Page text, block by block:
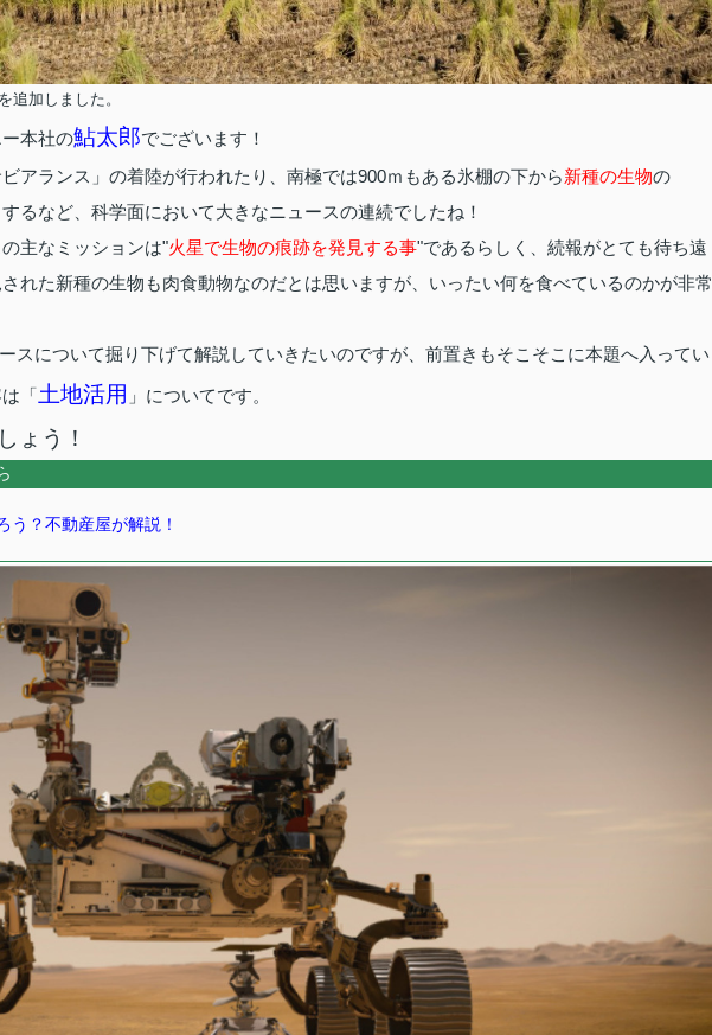
追加しました。
本社の鮎太郎でございます！
アランス」の着陸が行われたり、南極では900ｍもある氷棚の下から新種の生物の
るなど、科学面において大きなニュースの連続でしたね！
主なミッションは"火星で生物の痕跡を発見する事"であるらしく、続報がとても待ち遠
れた新種の生物も肉食動物なのだとは思いますが、いったい何を食べているのかが非常
スについて掘り下げて解説していきたいのですが、前置きもそこそこに本題へ入ってい
「土地活用 」についてです。
ょう！
う？不動産屋が解説！